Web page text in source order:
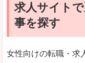
求人サイト
事を探す
女性向けの転職・求